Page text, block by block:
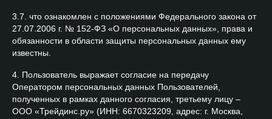
3.7. что ознакомлен с положениями Федерального закона от
27.07.2006 г. № 152-ФЗ «О персональных данных», права и
обязанности в области защиты персональных данных ему
известны.
4. Пользователь выражает согласие на передачу
Оператором персональных данных Пользователей,
полученных в рамках данного согласия, третьему лицу –
ООО «Трейдинс.ру» (ИНН: 6670323209, адрес: г. Москва,